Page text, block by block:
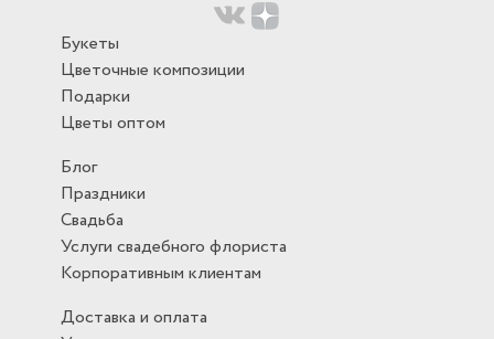
Букеты
Цветочные композиции
Подарки
Цветы оптом
Блог
Праздники
Свадьба
Услуги свадебного флориста
Корпоративным клиентам
Доставка и оплата